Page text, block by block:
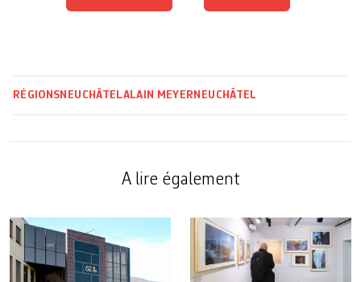
RÉGIONS NEUCHÂTELALAIN MEYER NEUCHÂTEL
A lire également